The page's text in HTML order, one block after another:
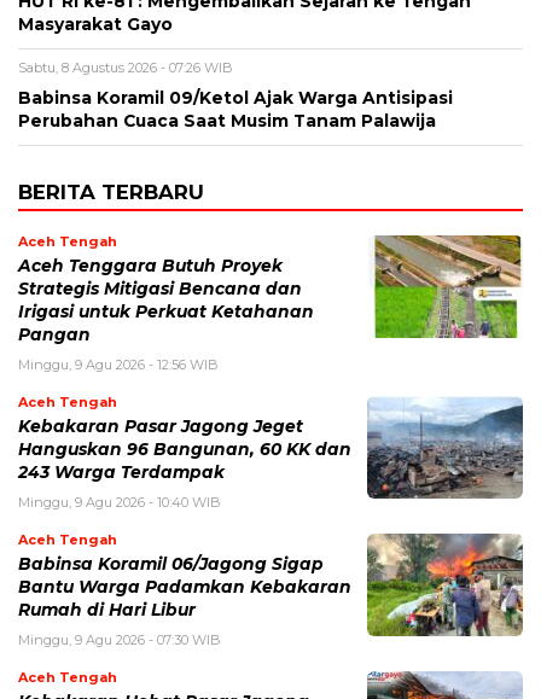
Masyarakat Gayo
Sabtu, 8 Agustus 2026 - 07:26 WIB
‎Babinsa Koramil 09/Ketol Ajak Warga Antisipasi
Perubahan Cuaca Saat Musim Tanam Palawija
BERITA TERBARU
Aceh Tengah
Aceh Tenggara Butuh Proyek
Strategis Mitigasi Bencana dan
Irigasi untuk Perkuat Ketahanan
Pangan
Minggu, 9 Agu 2026 - 12:56 WIB
Aceh Tengah
‎Kebakaran Pasar Jagong Jeget
Hanguskan 96 Bangunan, 60 KK dan
243 Warga Terdampak
Minggu, 9 Agu 2026 - 10:40 WIB
Aceh Tengah
Babinsa Koramil 06/Jagong Sigap
Bantu Warga Padamkan Kebakaran
Rumah di Hari Libur
Minggu, 9 Agu 2026 - 07:30 WIB
Aceh Tengah